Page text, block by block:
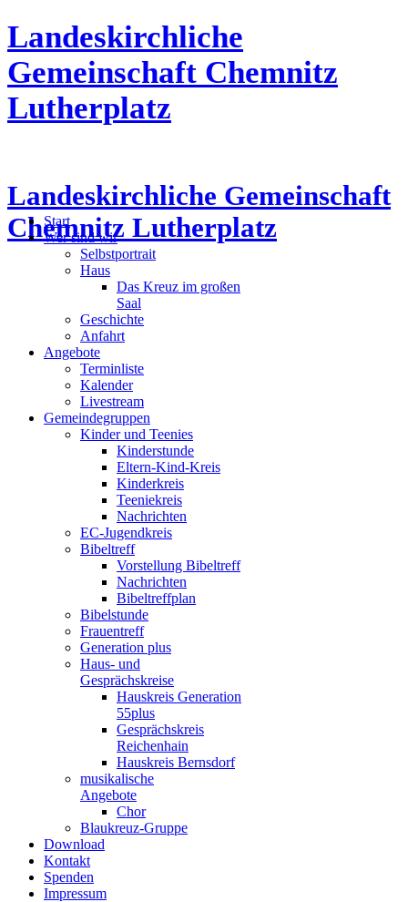
Landeskirchliche
Gemeinschaft Chemnitz
Lutherplatz
Landeskirchliche Gemeinschaft
Chemnitz Lutherplatz
Start
Wer sind wir
Selbstportrait
Haus
Das Kreuz im großen
Saal
Geschichte
Anfahrt
Angebote
Terminliste
Kalender
Livestream
Gemeindegruppen
Kinder und Teenies
Kinderstunde
Eltern-Kind-Kreis
Kinderkreis
Teeniekreis
Nachrichten
EC-Jugendkreis
Bibeltreff
Vorstellung Bibeltreff
Nachrichten
Bibeltreffplan
Bibelstunde
Frauentreff
Generation plus
Haus- und
Gesprächskreise
Hauskreis Generation
55plus
Gesprächskreis
Reichenhain
Hauskreis Bernsdorf
musikalische
Angebote
Chor
Blaukreuz-Gruppe
Download
Kontakt
Spenden
Impressum